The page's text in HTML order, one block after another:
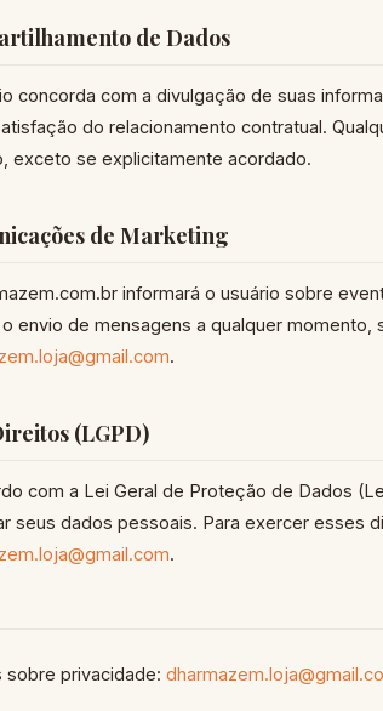
de Dados
concorda com a divulgação de suas
do relacionamento contratual.
exceto se explicitamente acordado.
de Marketing
informará o usuário sobre
envio de mensagens a qualquer
.
(LGPD)
com a Lei Geral de Proteção de Dados
seus dados pessoais. Para exercer esses
.
sobre privacidade: